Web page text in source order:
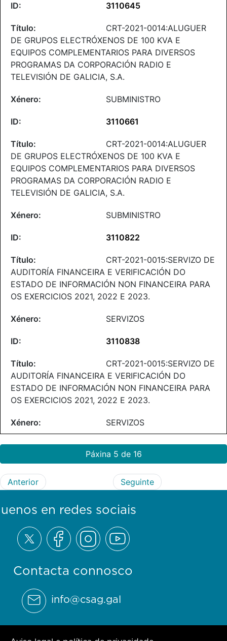
3110645
CRT-2021-0014:ALUGUER
DE GRUPOS ELECTRÓXENOS DE 100 KVA E
EQUIPOS COMPLEMENTARIOS PARA DIVERSOS
PROGRAMAS DA CORPORACIÓN RADIO E
TELEVISIÓN DE GALICIA, S.A.
SUBMINISTRO
3110661
CRT-2021-0014:ALUGUER
DE GRUPOS ELECTRÓXENOS DE 100 KVA E
EQUIPOS COMPLEMENTARIOS PARA DIVERSOS
PROGRAMAS DA CORPORACIÓN RADIO E
TELEVISIÓN DE GALICIA, S.A.
SUBMINISTRO
3110822
CRT-2021-0015:SERVIZO DE
AUDITORÍA FINANCEIRA E VERIFICACIÓN DO
ESTADO DE INFORMACIÓN NON FINANCEIRA PARA
OS EXERCICIOS 2021, 2022 E 2023.
SERVIZOS
3110838
CRT-2021-0015:SERVIZO DE
AUDITORÍA FINANCEIRA E VERIFICACIÓN DO
ESTADO DE INFORMACIÓN NON FINANCEIRA PARA
OS EXERCICIOS 2021, 2022 E 2023.
SERVIZOS
Páxina 5 de 16
Anterior Seguinte
Contacta connosco
info@csag.gal
en redes sociais